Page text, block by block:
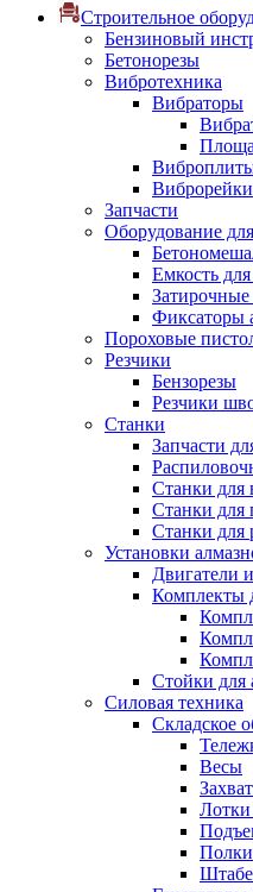
Строительное
Бензиновый
Бетонорезы
Вибротехника
Вибраторы
Виброрейки
Запчасти
Оборудование
Емкость для
Фиксаторы
Пороховые
Резчики
Бензорезы
Резчики
Станки
Запчасти
Станки для
Станки для
Станки для
Установки
Двигатели
Комплекты
Стойки для
Силовая техника
Складское
Весы
Полки